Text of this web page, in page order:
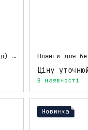
Шланг для бетону (гнучкий бетоновід) DN100 5 м Шланги для
Ціну
В наявності
Новинка